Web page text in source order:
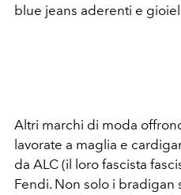
blue jeans aderenti e
Altri marchi di moda
lavorate a maglia e
da ALC (il loro fascista
Fendi. Non solo i bradigan